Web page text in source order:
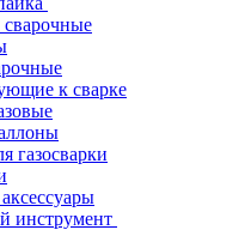
к сварке
газосварки
инструмент